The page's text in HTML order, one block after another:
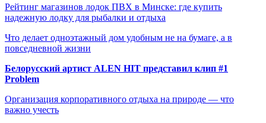
Рейтинг магазинов лодок ПВХ в Минске: где купить
надежную лодку для рыбалки и отдыха
Что делает одноэтажный дом удобным не на бумаге, а в
повседневной жизни
Белорусский артист ALEN HIT представил клип #1
Problem
Организация корпоративного отдыха на природе — что
важно учесть